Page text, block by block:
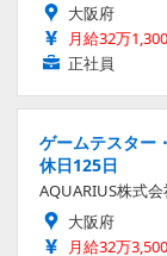
大阪府
月給32万
正社員
ゲームテスター
休日125日
AQUARIUS株式会
大阪府
月給32万